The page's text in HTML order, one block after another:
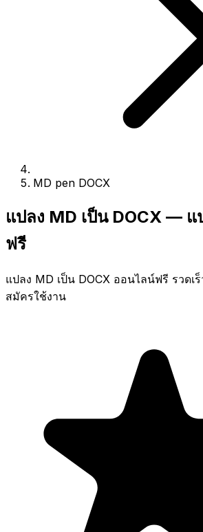
MD pen DOCX
แปลง MD เป็น DOCX —
ฟรี
แปลง MD เป็น DOCX ออนไลน์ฟรี รวดเ
สมัครใช้งาน